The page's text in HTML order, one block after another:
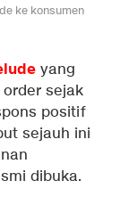
ke konsumen
yang
sejak
positif
sejauh ini
dibuka.